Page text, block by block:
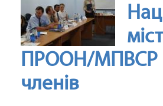
ПРООН/
членів